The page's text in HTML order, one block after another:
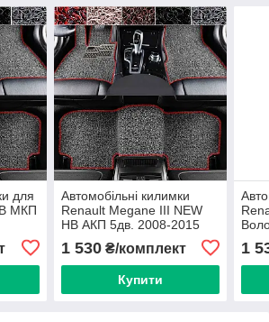
для
МКП
З
5
Автомобільні килимки
Renault Megane III NEW
HB АКП 5дв. 2008-2015
Вологостійкі Протиковзкі З
Підп'ятником (EcoLoop) 5
шт
1 530₴/комплект
Купити
шт
1